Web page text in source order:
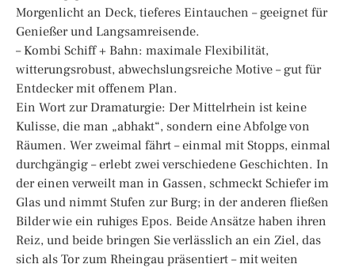
Morgenlicht an Deck, tieferes Eintauchen – geeignet für
Genießer und Langsamreisende.
– Kombi Schiff + Bahn: maximale Flexibilität,
witterungsrobust, abwechslungsreiche Motive – gut für
Entdecker mit offenem Plan.
Ein Wort zur Dramaturgie: Der Mittelrhein ist keine
Kulisse, die man „abhakt“, sondern eine Abfolge von
Räumen. Wer zweimal fährt – einmal mit Stopps, einmal
durchgängig – erlebt zwei verschiedene Geschichten. In
der einen verweilt man in Gassen, schmeckt Schiefer im
Glas und nimmt Stufen zur Burg; in der anderen fließen
Bilder wie ein ruhiges Epos. Beide Ansätze haben ihren
Reiz, und beide bringen Sie verlässlich an ein Ziel, das
sich als Tor zum Rheingau präsentiert – mit weiten